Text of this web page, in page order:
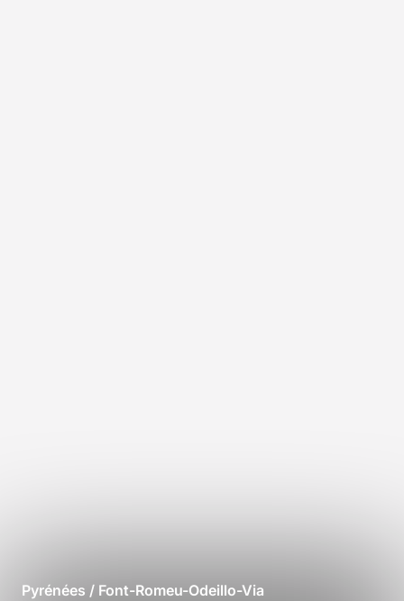
Pyrénées / Font-Romeu-Odeillo-Via